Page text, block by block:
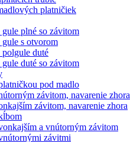
platničiek
plné so závitom
gule s otvorom
polgule duté
duté so závitom
pod madlo
závitom, navarenie zhora
závitom, navarenie zhora
a vnútorným závitom
závitmi